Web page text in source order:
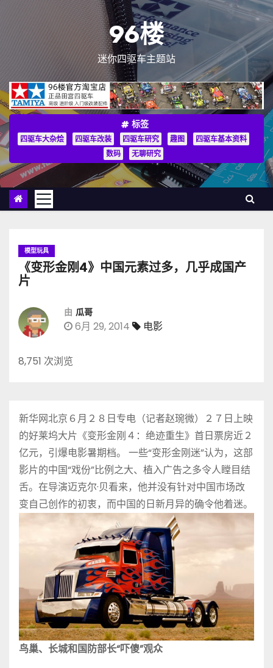
96楼
迷你四驱车主题站
标签
四驱车大杂烩 四驱车改装 四驱车研究 趣图
四驱车基本资料
数码
无聊研究
模型玩具
《变形金刚4》中国元素过多，几乎成国产
片
由 瓜哥
6月 29, 2014 电影
8,751 次浏览
新华网北京６月２８日专电（记者赵琬微）２７日上映
的好莱坞大片《变形金刚４：绝迹重生》首日票房近２
亿元，引爆电影暑期档。 一些“变形金刚迷”认为，这部
影片的中国“戏份”比例之大、植入广告之多令人瞠目结
舌。在导演迈克尔·贝看来，他并没有针对中国市场改
变自己创作的初衷，而中国的日新月异的确令他着迷。
鸟巢、长城和国防部长“吓傻”观众